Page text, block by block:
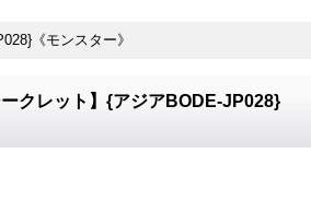
《モンスター》
クレット】{アジアBODE-JP028}